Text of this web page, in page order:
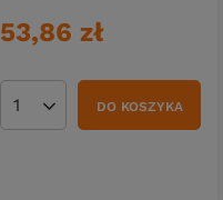
53,86 zł
Ilość produktówDO KOSZYKA